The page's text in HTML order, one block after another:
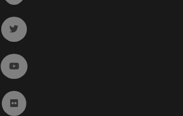
Ir a twitter (abre en ventana nueva)
Ir a YouTube (abre en ventana nueva)
Ir a Flickr (abre en ventana nueva)